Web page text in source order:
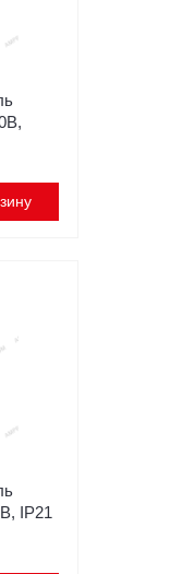
IP21